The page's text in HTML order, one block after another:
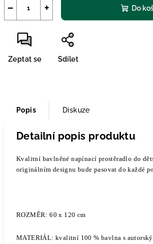
+
− Do
Zeptat se Sdílet
Popis Diskuze
Detailní popis produktu
Kvalitní bavlněné napínací prostěradlo do
originálním designu bude pasovat do každé
ROZMĚR: 60 x 120 cm
MATERIÁL: kvalitní 100 % bavlna s